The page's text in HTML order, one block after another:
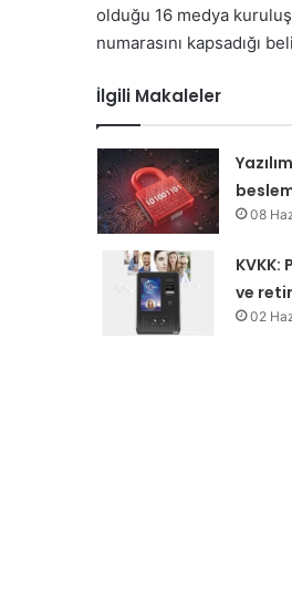
olduğu 16 medya
numarasını kapsadığı
İlgili Makaleler
08
KVKK:
ve
02